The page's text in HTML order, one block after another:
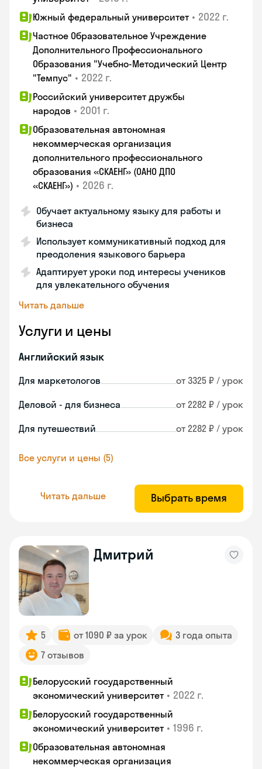
Южный федеральный университет • 2022 г.
Частное Образовательное Учреждение
Дополнительного Профессионального
Образования "Учебно-Методический Центр
"Темпус" • 2022 г.
Российский университет дружбы
народов • 2001 г.
Образовательная автономная
некоммерческая организация
дополнительного профессионального
образования «СКАЕНГ» (ОАНО ДПО
«СКАЕНГ») • 2026 г.
Обучает актуальному языку для работы и
бизнеса
Использует коммуникативный подход для
преодоления языкового барьера
Адаптирует уроки под интересы учеников
для увлекательного обучения
Читать дальше
Услуги и цены
Английский язык
Для маркетологов от 3325 ₽ / урок
Деловой - для бизнеса от 2282 ₽ / урок
Для путешествий от 2282 ₽ / урок
Все услуги и цены (5)
Читать дальше Выбрать время
Дмитрий
5 от 1090 ₽ за урок
3 года опыта
7 отзывов
Белорусский государственный
экономический университет • 2022 г.
Белорусский государственный
экономический университет • 1996 г.
Образовательная автономная
некоммерческая организация